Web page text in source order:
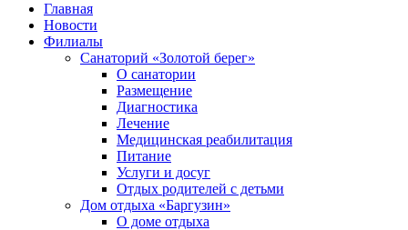
Главная
Новости
Филиалы
Санаторий «Золотой берег»
О санатории
Размещение
Диагностика
Лечение
Медицинская реабилитация
Питание
Услуги и досуг
Отдых родителей с детьми
Дом отдыха «Баргузин»
О доме отдыха